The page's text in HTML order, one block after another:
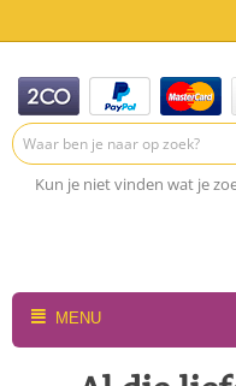
Kun je niet vinden wat je
MENU